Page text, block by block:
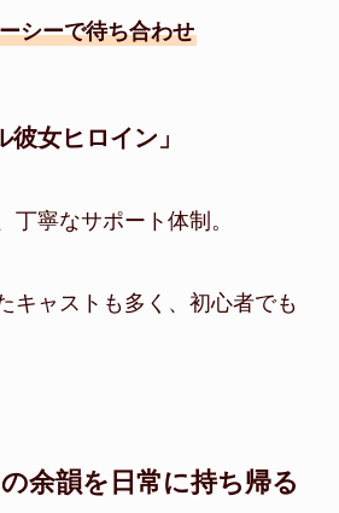
シーで待ち合わせ
彼女ヒロイン」
丁寧なサポート体制。
キャストも多く、初心者でも
余韻を日常に持ち帰る